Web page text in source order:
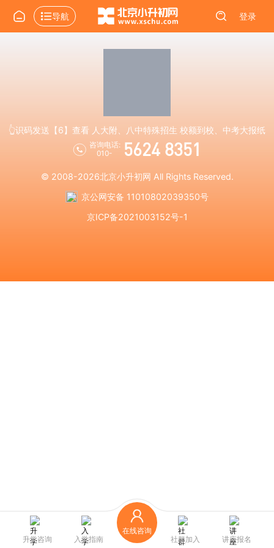
导航 登录
👆识码发送【6】查看 人大附、八中特殊招生 校额到校、中考大报纸
咨询电话:
010-
5624 8351
© 2008-2026北京小升初网 All Rights Reserved.
京公网安备 11010802039350号
京ICP备2021003152号-1
升学咨询 入学指南
在线咨询
社群加入
讲座报名